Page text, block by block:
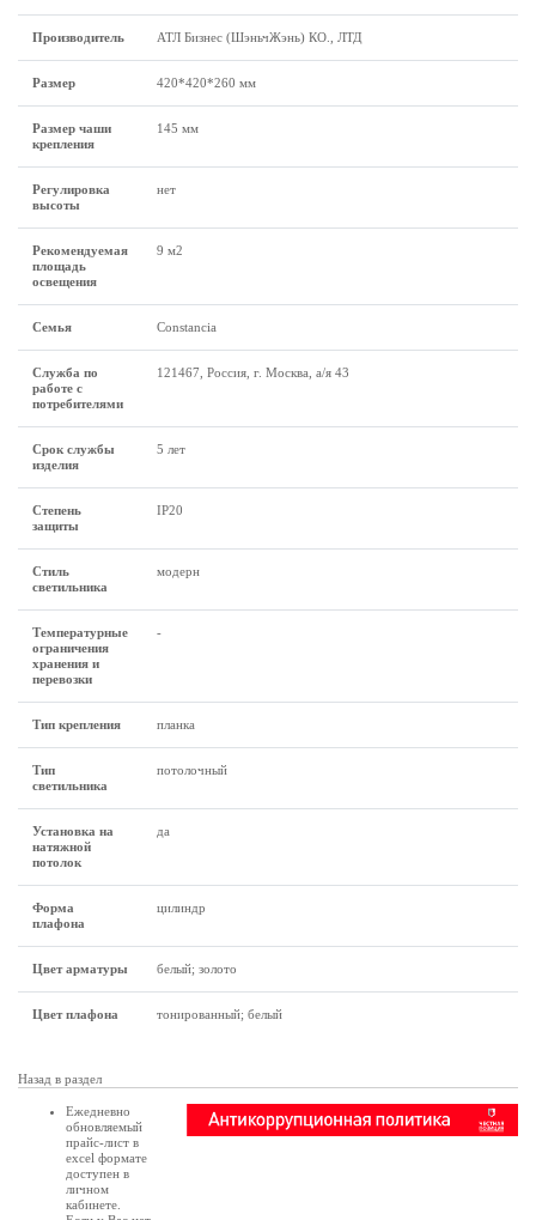
Производитель АТЛ Бизнес (ШэньчЖэнь) КО., ЛТД
Размеp 420*420*260 мм
Размер чаши
крепления
145 мм
Регулировка
высоты
нет
Рекомендуемая
площадь
освещения
9 м2
Семья Constancia
Служба по
работе с
потребителями
121467, Россия, г. Москва, а/я 43
Срок службы
изделия
5 лет
Степень
защиты
IP20
Стиль
светильника
модерн
Температурные
ограничения
хранения и
перевозки
-
Тип крепления планка
Тип
светильника
потолочный
Установка на
натяжной
потолок
да
Форма
плафона
цилиндр
Цвет арматуры белый; золото
Цвет плафона тонированный; белый
Назад в раздел
Ежедневно
обновляемый
прайс-лист в
excel формате
доступен в
личном
кабинете